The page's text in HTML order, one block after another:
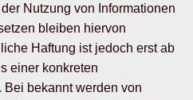
Nutzung von Informationen
bleiben hiervon
Haftung ist jedoch erst ab
einer konkreten
bekannt werden von